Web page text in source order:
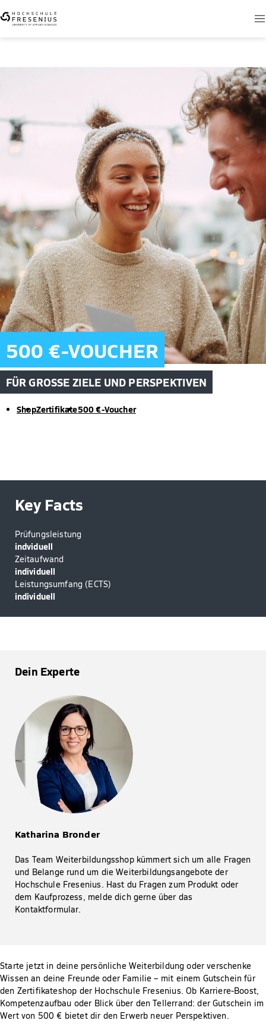
500 €-VOUCHER
FÜR GROSSE ZIELE UND PERSPEKTIVEN
ShopZertifikate500 €-Voucher
Starte jetzt in deine persönliche Weiterbildung oder verschenke
Wissen an deine Freunde oder Familie – mit einem Gutschein für
den Zertifikateshop der Hochschule Fresenius. Ob Karriere-Boost,
Kompetenzaufbau oder Blick über den Tellerrand: der Gutschein im
Wert von 500 € bietet dir den Erwerb neuer Perspektiven.
Key Facts
Prüfungsleistung
indviduell
Zeitaufwand
individuell
Leistungsumfang (ECTS)
individuell
Dein Experte
Katharina Bronder
Das Team Weiterbildungsshop kümmert sich um alle Fragen
und Belange rund um die Weiterbildungsangebote der
Hochschule Fresenius. Hast du Fragen zum Produkt oder
dem Kaufprozess, melde dich gerne über das
Kontaktformular.